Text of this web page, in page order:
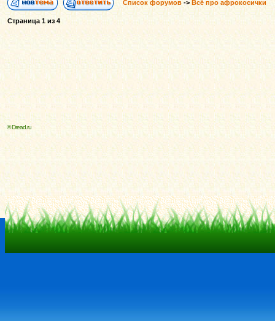
Список форумов -> Всё про афрокосички
Страница 1из 4
© Dread.ru